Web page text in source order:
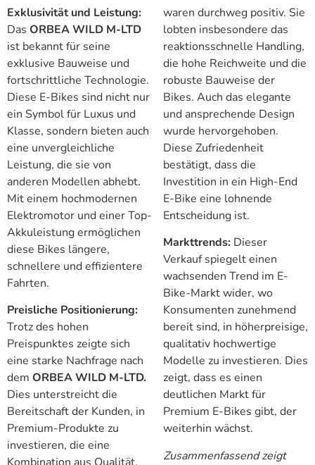
Exklusivität und Leistung:
Das ORBEA WILD M-LTD
ist bekannt für seine
exklusive Bauweise und
fortschrittliche Technologie.
Diese E-Bikes sind nicht nur
ein Symbol für Luxus und
Klasse, sondern bieten auch
eine unvergleichliche
Leistung, die sie von
anderen Modellen abhebt.
Mit einem hochmodernen
Elektromotor und einer Top-
Akkuleistung ermöglichen
diese Bikes längere,
schnellere und effizientere
Fahrten.
Preisliche Positionierung:
Trotz des hohen
Preispunktes zeigte sich
eine starke Nachfrage nach
dem ORBEA WILD M-LTD.
Dies unterstreicht die
Bereitschaft der Kunden, in
Premium-Produkte zu
investieren, die eine
waren durchweg positiv. Sie
lobten insbesondere das
reaktionsschnelle Handling,
die hohe Reichweite und die
robuste Bauweise der
Bikes. Auch das elegante
und ansprechende Design
wurde hervorgehoben.
Diese Zufriedenheit
bestätigt, dass die
Investition in ein High-End
E-Bike eine lohnende
Entscheidung ist.
Markttrends: Dieser
Verkauf spiegelt einen
wachsenden Trend im E-
Bike-Markt wider, wo
Konsumenten zunehmend
bereit sind, in höherpreisige,
qualitativ hochwertige
Modelle zu investieren. Dies
zeigt, dass es einen
deutlichen Markt für
Premium E-Bikes gibt, der
weiterhin wächst.
Zusammenfassend zeigt